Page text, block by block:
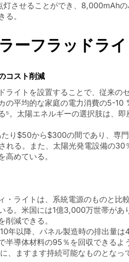
灯させることができ、8,000mAh
る。
ーフラッドラ
コスト削減
ライトを設置することで、従来の
の平均的な家庭の電力消費の5-
⁵。太陽エネルギーの選択肢は、
り$50から$300の間であり、専
れる。また、太陽光発電設備の
高めている。
・ライトは、系統電源のものと
る。米国には1億3,000万世帯が
削減できる。
年以降、パネル製造時の排出量
半導体材料の95％を回収できる
、ますます持続可能なものとなっ